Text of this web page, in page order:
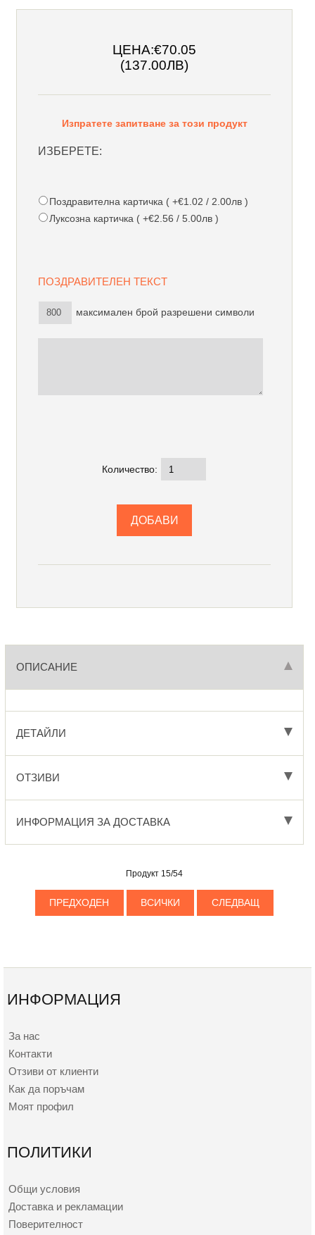
ЦЕНА:€70.05
(137.00ЛВ)
Изпратете запитване за този продукт
ИЗБЕРЕТЕ:
Поздравителна картичка ( +€1.02 / 2.00лв )
Луксозна картичка ( +€2.56 / 5.00лв )
ПОЗДРАВИТЕЛЕН ТЕКСТ
максимален брой разрешени символи
Количество:
ОПИСАНИЕ
ДЕТАЙЛИ
ОТЗИВИ
ИНФОРМАЦИЯ ЗА ДОСТАВКА
Продукт 15/54
ПРЕДХОДЕН ВСИЧКИ СЛЕДВАЩ
ИНФОРМАЦИЯ
За нас
Контакти
Отзиви от клиенти
Как да поръчам
Моят профил
ПОЛИТИКИ
Общи условия
Доставка и рекламации
Поверителност